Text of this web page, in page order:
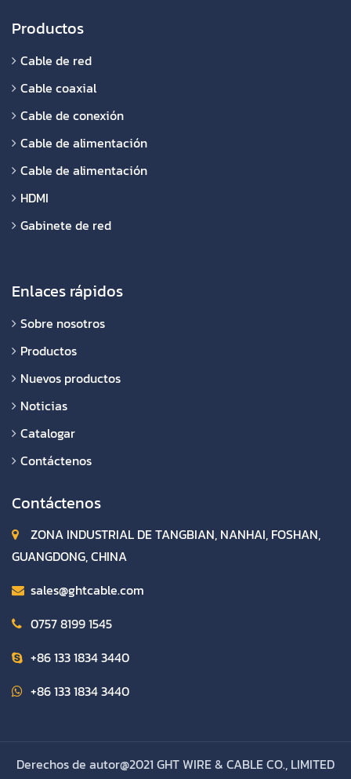
Productos
Cable de red
Cable coaxial
Cable de conexión
Cable de alimentación
Cable de alimentación
HDMI
Gabinete de red
Enlaces rápidos
Sobre nosotros
Productos
Nuevos productos
Noticias
Catalogar
Contáctenos
Contáctenos
ZONA INDUSTRIAL DE TANGBIAN, NANHAI, FOSHAN,
GUANGDONG, CHINA
sales@ghtcable.com
0757 8199 1545
+86 133 1834 3440
+86 133 1834 3440
Derechos de autor@2021 GHT WIRE & CABLE CO., LIMITED